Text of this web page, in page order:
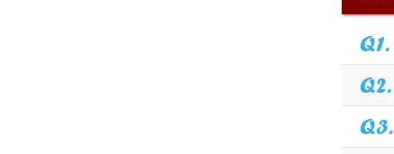
Q1.
Q2.
Q3.